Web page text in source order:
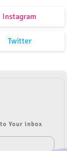
Instagram
Twitter
Your inbox